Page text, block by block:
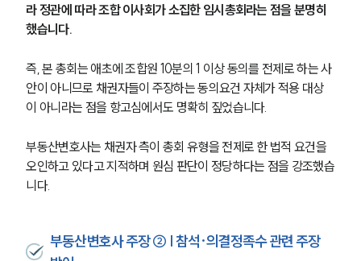
라 정관에 따라 조합 이사회가 소집한 임시총회라는 점을 분명히
했습니다.
즉, 본 총회는 애초에 조합원 10분의 1 이상 동의를 전제로 하는 사
안이 아니므로 채권자들이 주장하는 동의요건 자체가 적용 대상
이 아니라는 점을 항고심에서도 명확히 짚었습니다.
부동산변호사는 채권자 측이 총회 유형을 전제로 한 법적 요건을
오인하고 있다고 지적하며 원심 판단이 정당하다는 점을 강조했습
니다.
부동산변호사 주장 ② | 참석·의결정족수 관련 주장